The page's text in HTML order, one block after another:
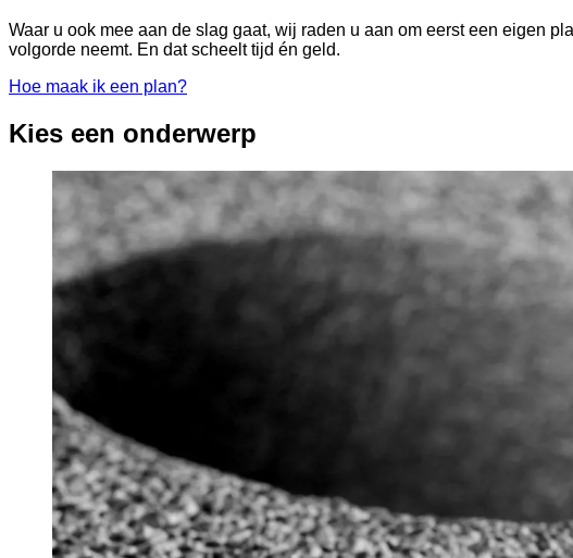
Waar u ook mee aan de slag gaat, wij raden u aan om eerst een eigen
volgorde neemt. En dat scheelt tijd én geld.
Hoe maak ik een plan?
Kies een onderwerp